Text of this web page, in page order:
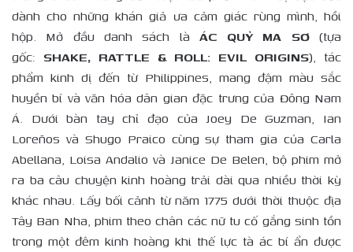
dành cho những khán giả ưa cảm giác rùng mình, hồi
hộp. Mở đầu danh sách là ÁC QUỶ MA SƠ(tựa
gốc: SHAKE, RATTLE & ROLL: EVIL ORIGINS), tác
phẩm kinh dị đến từ Philippines, mang đậm màu sắc
huyền bí và văn hóa dân gian đặc trưng của Đông Nam
Á. Dưới bàn tay chỉ đạo của Joey De Guzman, Ian
Loreños và Shugo Praico cùng sự tham gia của Carla
Abellana, Loisa Andalio và Janice De Belen, bộ phim mở
ra ba câu chuyện kinh hoàng trải dài qua nhiều thời kỳ
khác nhau. Lấy bối cảnh từ năm 1775 dưới thời thuộc địa
Tây Ban Nha, phim theo chân các nữ tu cố gắng sinh tồn
trong một đêm kinh hoàng khi thế lực tà ác bí ẩn được